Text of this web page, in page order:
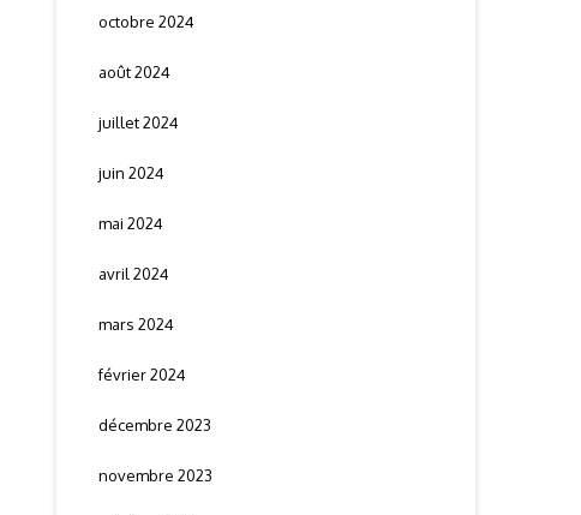
octobre 2024
août 2024
juillet 2024
juin 2024
mai 2024
avril 2024
mars 2024
février 2024
décembre 2023
novembre 2023